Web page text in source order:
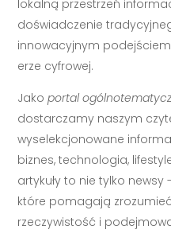
lokalną przestrzeń
doświadczenie
innowacyjnym
erze cyfrowej.
Jakoportal
dostarczamy naszym
wyselekcjonowane
biznes, technologia,
artykuły to nie tylko
które pomagają
rzeczywistość i